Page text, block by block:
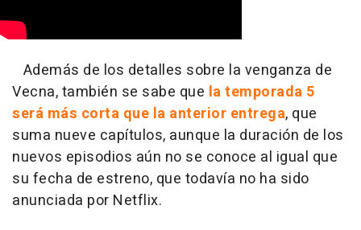
Además de los detalles sobre la venganza de
Vecna, también se sabe que la temporada 5
será más corta que la anterior entrega, que
suma nueve capítulos, aunque la duración de los
nuevos episodios aún no se conoce al igual que
su fecha de estreno, que todavía no ha sido
anunciada por Netflix.